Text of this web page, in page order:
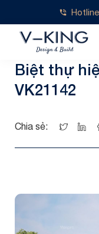
Biệt thự
VK21142
Chia sẻ: